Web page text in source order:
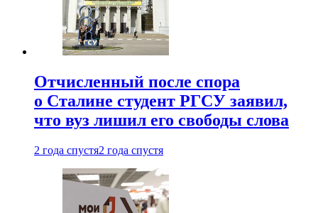
Отчисленный после спора
о Сталине студент РГСУ заявил,
что вуз лишил его свободы слова
2 года спустя2 года спустя